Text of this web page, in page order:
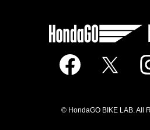
© HondaGO BIKE LAB. All